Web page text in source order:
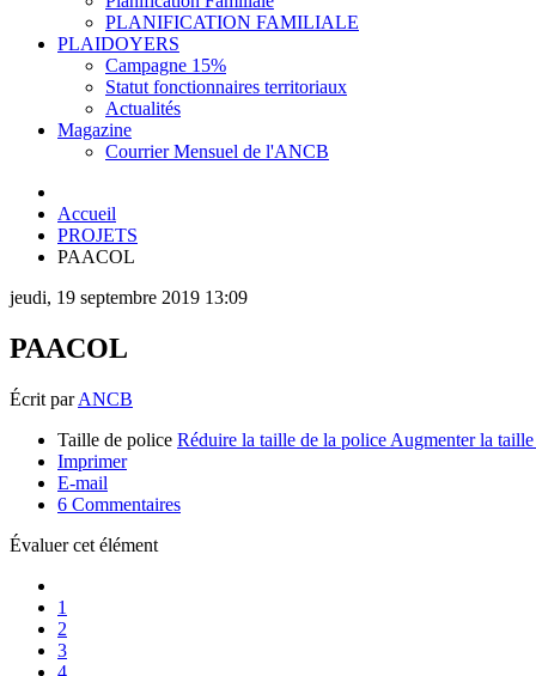
PLANIFICATION FAMILIALE
PLAIDOYERS
Campagne 15%
Statut fonctionnaires territoriaux
Actualités
Magazine
Courrier Mensuel de l'ANCB
Accueil
PROJETS
PAACOL
jeudi, 19 septembre 2019 13:09
PAACOL
Écrit parANCB
Taille de police Réduire la taille de la police Augmenter la
Imprimer
E-mail
6 Commentaires
Évaluer cet élément
1
2
3
4